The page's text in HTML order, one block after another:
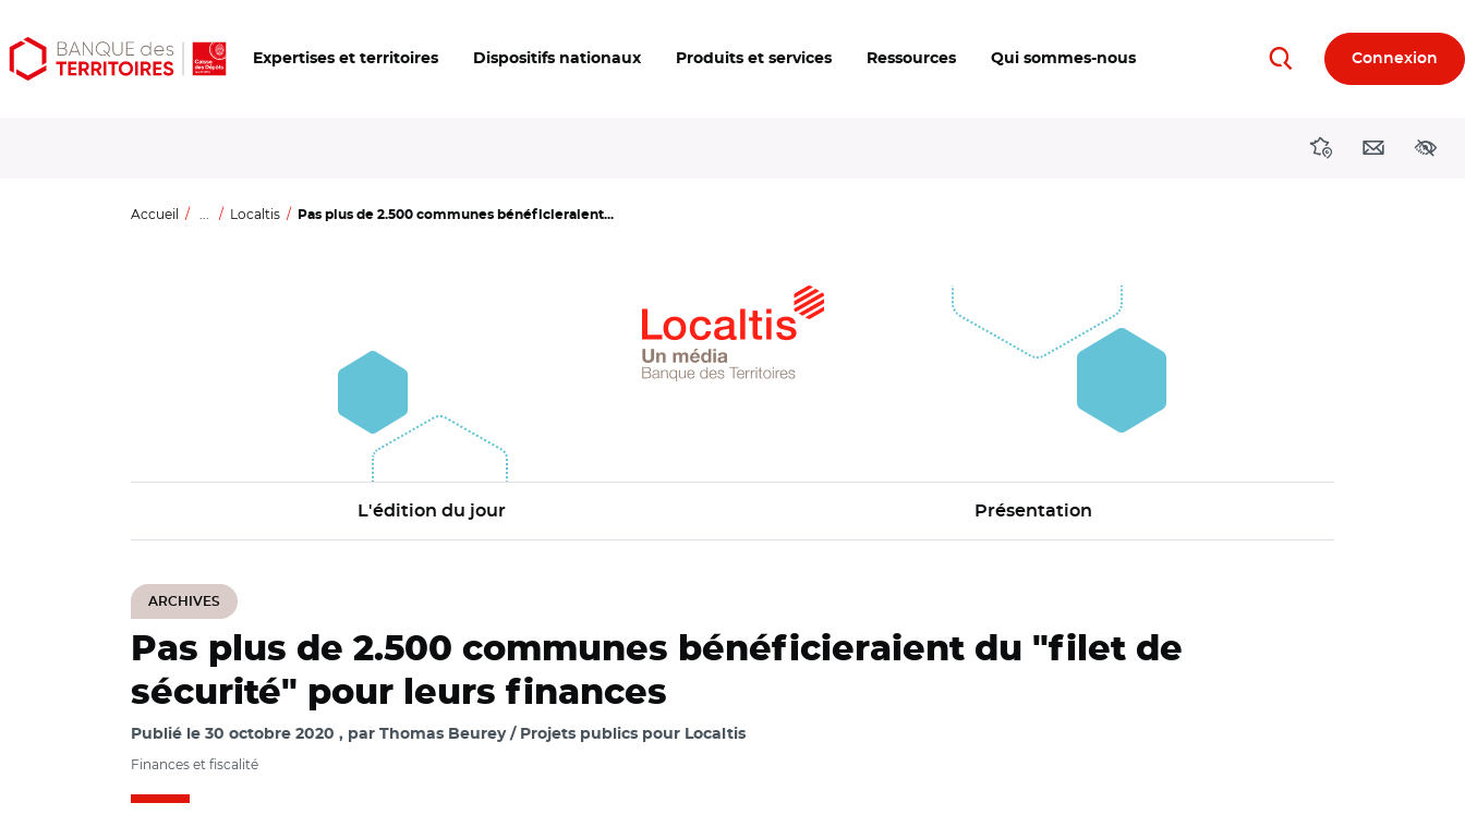
Aller
au
Aller
au
Ouvrir
les
Expertises et territoires Dispositifs nationaux Produits et services Ressources Qui sommes-nous RechercherConnexion
DirectionsContact
Accueil ... Localtis Pas plus de 2.500 communes bénéficieraient...
L'édition du jour Présentation
ARCHIVES
Pas plus de 2.500 communes bénéficieraient du "filet de
sécurité" pour leurs finances
Publié le 30 octobre 2020 par Thomas Beurey / Projets publics pour Localtis
Finances et fiscalité